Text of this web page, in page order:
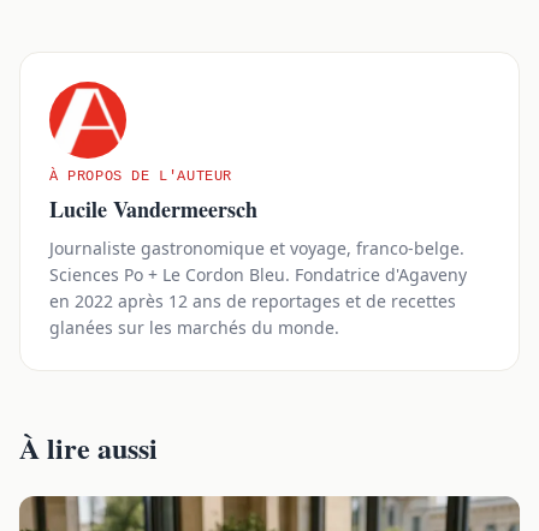
À PROPOS DE L'AUTEUR
Lucile Vandermeersch
Journaliste gastronomique et voyage, franco-belge.
Sciences Po + Le Cordon Bleu. Fondatrice d'Agaveny
en 2022 après 12 ans de reportages et de recettes
glanées sur les marchés du monde.
À lire aussi